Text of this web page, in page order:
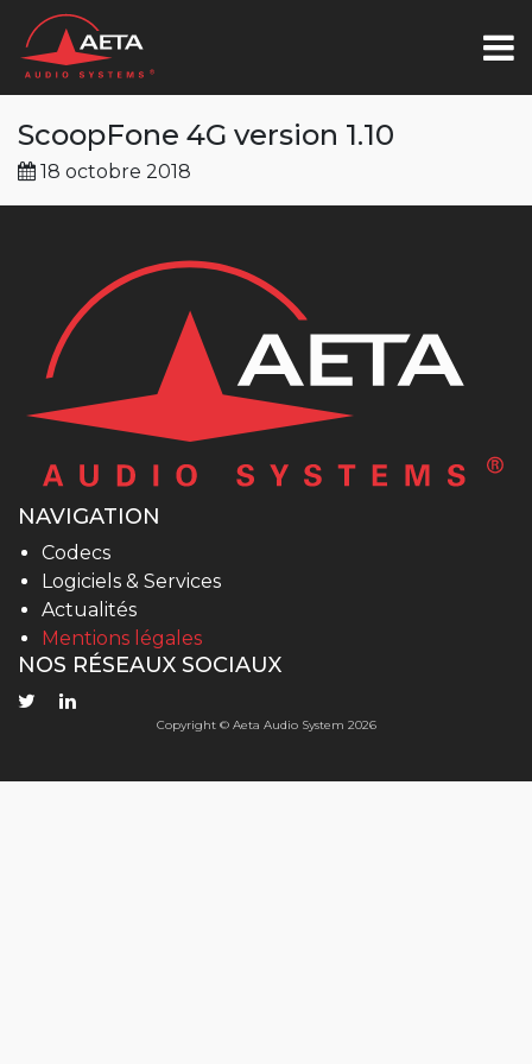
ScoopFone 4G version 1.10
18 octobre 2018
NAVIGATION
Codecs
Logiciels & Services
Actualités
Mentions légales
NOS RÉSEAUX SOCIAUX
Copyright © Aeta Audio System 2026